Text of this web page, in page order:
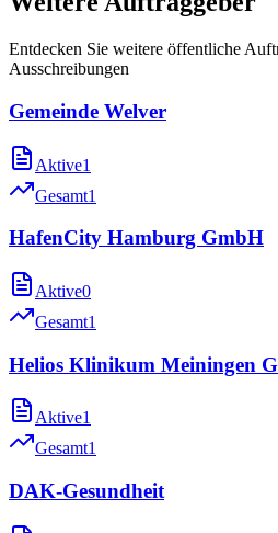
Entdecken Sie weitere öffentliche
Ausschreibungen
Gemeinde Welver
Aktive1
Gesamt1
HafenCity Hamburg GmbH
Aktive0
Gesamt1
Helios Klinikum Meiningen
Aktive1
Gesamt1
DAK-Gesundheit